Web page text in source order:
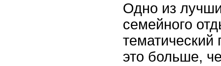
Одно из
семейного
тематический
это больше,